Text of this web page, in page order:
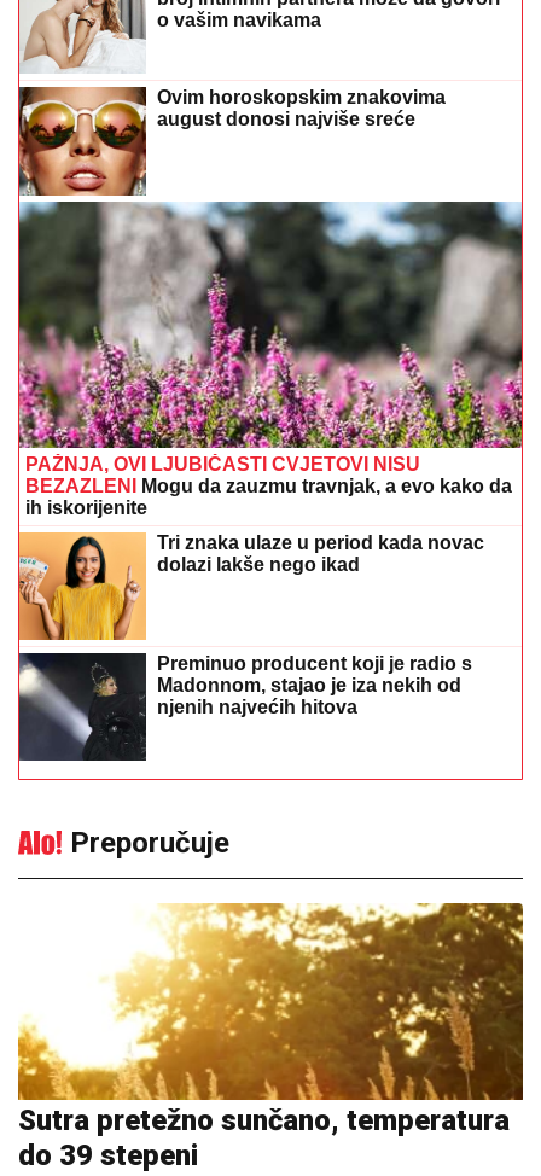
o vašim navikama
Ovim horoskopskim znakovima
august donosi najviše sreće
PAŽNJA, OVI LJUBIČASTI CVJETOVI NISU
BEZAZLENI
Mogu da zauzmu travnjak, a evo kako da
ih iskorijenite
Tri znaka ulaze u period kada novac
dolazi lakše nego ikad
Preminuo producent koji je radio s
Madonnom, stajao je iza nekih od
njenih najvećih hitova
Preporučuje
Sutra pretežno sunčano, temperatura
do 39 stepeni